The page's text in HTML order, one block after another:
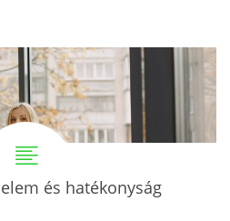
és hatékonyság